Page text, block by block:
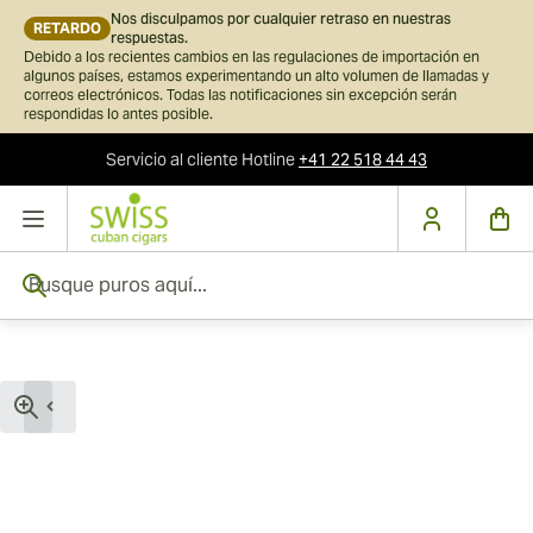
RETARDO
Nos disculpamos por cualquier retraso en nuestras
respuestas.
Debido a los recientes cambios en las regulaciones de importación en
algunos países, estamos experimentando un alto volumen de llamadas y
correos electrónicos. Todas las notificaciones sin excepción serán
respondidas lo antes posible.
Servicio al cliente Hotline+41 22 518 44 43